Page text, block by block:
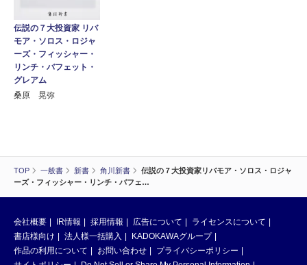
TOP 一般書 新書 角川新書
伝説の７大投資家リバモア・ソロス・ロジャ
ーズ・フィッシャー・リンチ・バフェ…
伝説の７大投資家 リバ
モア・ソロス・ロジャ
ーズ・フィッシャー・
リンチ・バフェット・
グレアム
桑原 晃弥
会社概要 IR情報 採用情報 広告について
ライセンスについて
書店様向け
法人様一括購入
KADOKAWAグループ
作品の利用について
お問い合わせ
プライバシーポリシー